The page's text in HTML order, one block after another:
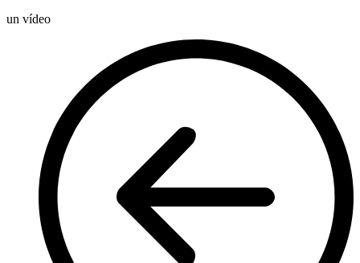
un vídeo